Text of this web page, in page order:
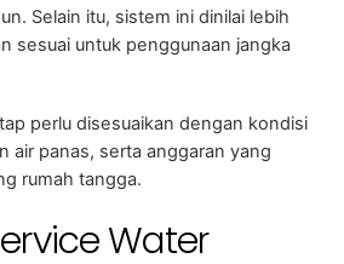
Selain itu, sistem ini dinilai lebih
sesuai untuk penggunaan jangka
perlu disesuaikan dengan kondisi
air panas, serta anggaran yang
rumah tangga.
Water